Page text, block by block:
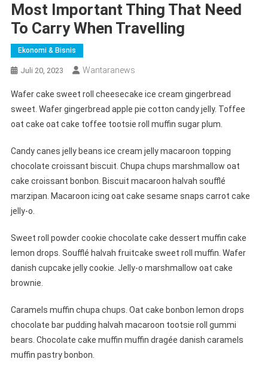
Most Important Thing That Need
To Carry When Travelling
Ekonomi & Bisnis
Juli 20, 2023 Wantaranews
Wafer cake sweet roll cheesecake ice cream gingerbread
sweet. Wafer gingerbread apple pie cotton candy jelly. Toffee
oat cake oat cake toffee tootsie roll muffin sugar plum.
Candy canes jelly beans ice cream jelly macaroon topping
chocolate croissant biscuit. Chupa chups marshmallow oat
cake croissant bonbon. Biscuit macaroon halvah soufflé
marzipan. Macaroon icing oat cake sesame snaps carrot cake
jelly-o.
Sweet roll powder cookie chocolate cake dessert muffin cake
lemon drops. Soufflé halvah fruitcake sweet roll muffin. Wafer
danish cupcake jelly cookie. Jelly-o marshmallow oat cake
brownie.
Caramels muffin chupa chups. Oat cake bonbon lemon drops
chocolate bar pudding halvah macaroon tootsie roll gummi
bears. Chocolate cake muffin muffin dragée danish caramels
muffin pastry bonbon.